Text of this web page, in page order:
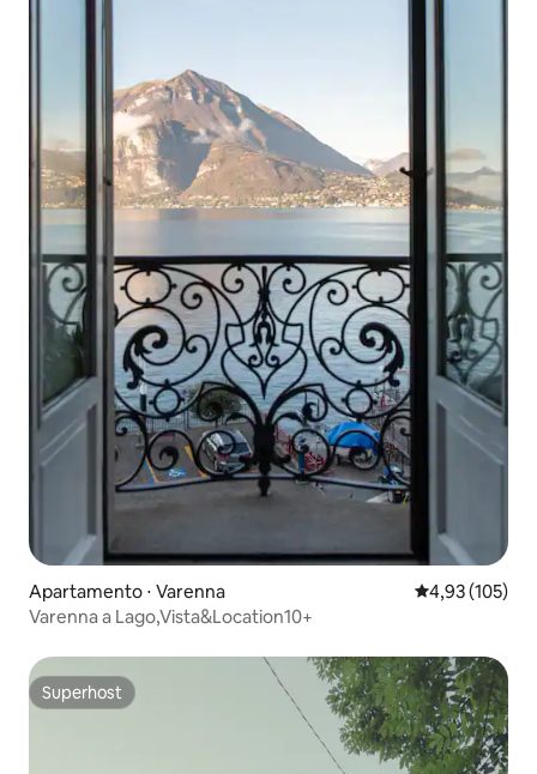
Apartamento ⋅ Varenna 4,93 de uma
4,93 (105)
Varenna a Lago,Vista&Location10+
Superhost
Superhost